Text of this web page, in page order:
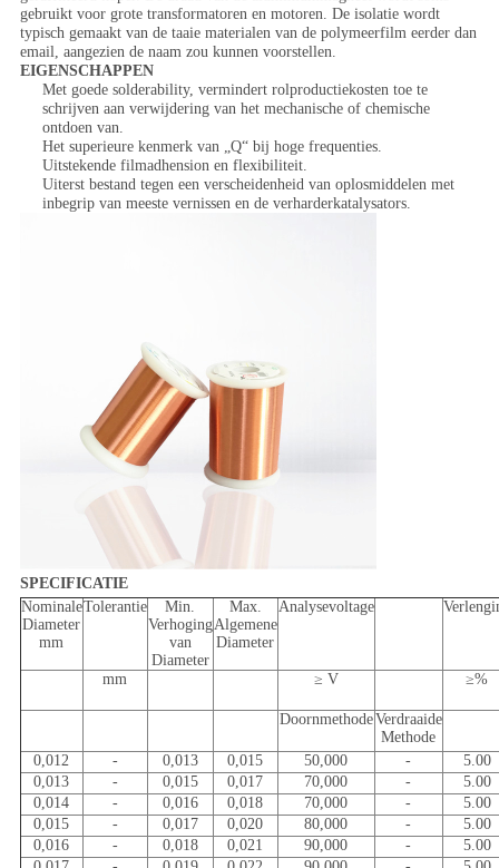
gebruikt voor grote transformatoren en motoren. De isolatie wordt
typisch gemaakt van de taaie materialen van de polymeerfilm eerder dan
email, aangezien de naam zou kunnen voorstellen.
EIGENSCHAPPEN
Met goede solderability, vermindert rolproductiekosten toe te
schrijven aan verwijdering van het mechanische of chemische
ontdoen van.
Het superieure kenmerk van „Q“ bij hoge frequenties.
Uitstekende filmadhension en flexibiliteit.
Uiterst bestand tegen een verscheidenheid van oplosmiddelen met
inbegrip van meeste vernissen en de verharderkatalysators.
SPECIFICATIE
Nominale
Diameter
mm
Tolerantie
Min.
Verhoging
van
Diameter
Max.
Algemene
Diameter
Analysevoltage
mm ≥ V ≥%
DoornmethodeVerdraaide
Methode
0,012
- 0,013 0,015 50,000 -
5.00
0,013
- 0,015 0,017 70,000 -
5.00
0,014
- 0,016 0,018 70,000 -
5.00
0,015
- 0,017 0,020 80,000 -
5.00
0,016
- 0,018 0,021 90,000 -
5.00